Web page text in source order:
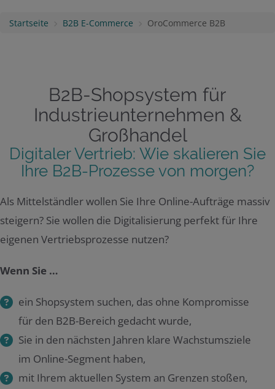
Startseite B2B E-Commerce OroCommerce B2B
B2B-Shopsystem für
Industrieunternehmen &
Großhandel
Digitaler Vertrieb: Wie skalieren Sie
Ihre B2B-Prozesse von morgen?
Als Mittelständler wollen Sie Ihre Online-Aufträge massiv
steigern? Sie wollen die Digitalisierung perfekt für Ihre
eigenen Vertriebsprozesse nutzen?
Wenn Sie …
ein Shopsystem suchen, das ohne Kompromisse
für den B2B-Bereich gedacht wurde,
Sie in den nächsten Jahren klare Wachstumsziele
im Online-Segment haben,
mit Ihrem aktuellen System an Grenzen stoßen,